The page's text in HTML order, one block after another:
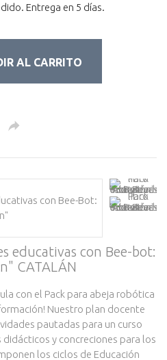
Entrega en 5 días.
AL CARRITO
educativas con Bee-bot:
CATALÁN
con el Pack para abeja robótica
Nuestro plan docente
pautadas para un curso
y concreciones para los
los ciclos de Educación